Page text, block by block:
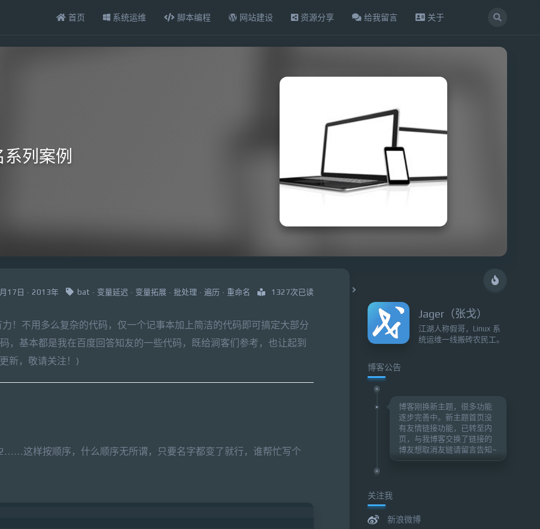
首页 系统运维 脚本编程 网站建设 资源分享 给我留言 关于
列案例
17日 · 2013年 bat· 变量延迟 · 变量拓展· 批处理 · 遍历· 重命名 1327次已读
！不用多么复杂的代码，仅一个记事本加上简洁的代码即可搞定大部分
，基本都是我在百度回答知友的一些代码，既给涧客们参考，也让起到
新，敬请关注！)
这样按顺序，什么顺序无所谓，只要名字都变了就行，谁帮忙写个
Jager（张戈）
江湖人称假哥，Linux 系
统运维一线搬砖农民工。
博客公告
博客刚换新主题，很多功能
逐步完善中。新主题首页没
有友情链接功能，已转至内
页，与我博客交换了链接的
博友想取消友链请留言告知~
关注我
新浪微博